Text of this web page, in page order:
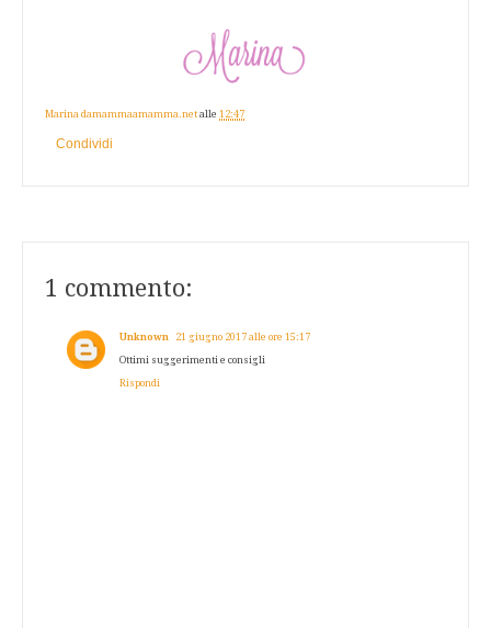
Marina damammaamamma.net alle 12:47
Condividi
1 commento:
Unknown 21 giugno 2017 alle ore 15:17
Ottimi suggerimenti e consigli
Rispondi